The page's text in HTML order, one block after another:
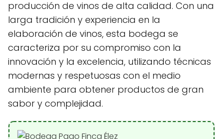
producción de vinos de alta calidad. Con una
larga tradición y experiencia en la
elaboración de vinos, esta bodega se
caracteriza por su compromiso con la
innovación y la excelencia, utilizando técnicas
modernas y respetuosas con el medio
ambiente para obtener productos de gran
sabor y complejidad.